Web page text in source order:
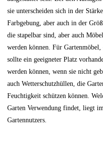
sie unterscheiden sich in der
Farbgebung, aber auch in der
die stapelbar sind, aber auch
werden können. Für
sollte ein geeigneter Platz
werden können, wenn sie nicht
auch Wetterschutzhüllen, die
Feuchtigkeit schützen können.
Garten Verwendung findet, liegt
Gartennutzers.